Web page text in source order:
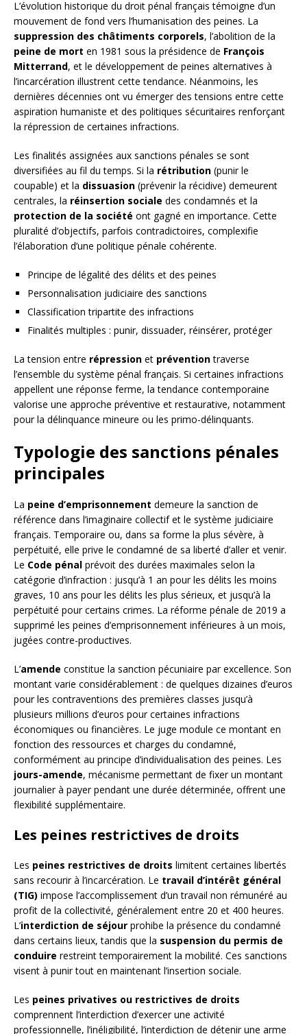
L’évolution historique du droit pénal français témoigne d’un
mouvement de fond vers l’humanisation des peines. La
suppression des châtiments corporels, l’abolition de la
peine de mort en 1981 sous la présidence de François
Mitterrand, et le développement de peines alternatives à
l’incarcération illustrent cette tendance. Néanmoins, les
dernières décennies ont vu émerger des tensions entre cette
aspiration humaniste et des politiques sécuritaires renforçant
la répression de certaines infractions.
Les finalités assignées aux sanctions pénales se sont
diversifiées au fil du temps. Si la rétribution (punir le
coupable) et la dissuasion (prévenir la récidive) demeurent
centrales, la réinsertion sociale des condamnés et la
protection de la société ont gagné en importance. Cette
pluralité d’objectifs, parfois contradictoires, complexifie
l’élaboration d’une politique pénale cohérente.
Principe de légalité des délits et des peines
Personnalisation judiciaire des sanctions
Classification tripartite des infractions
Finalités multiples : punir, dissuader, réinsérer, protéger
La tension entre répression et préventiontraverse
l’ensemble du système pénal français. Si certaines infractions
appellent une réponse ferme, la tendance contemporaine
valorise une approche préventive et restaurative, notamment
pour la délinquance mineure ou les primo-délinquants.
Typologie des sanctions pénales
principales
La peine d’emprisonnement demeure la sanction de
référence dans l’imaginaire collectif et le système judiciaire
français. Temporaire ou, dans sa forme la plus sévère, à
perpétuité, elle prive le condamné de sa liberté d’aller et venir.
Le Code pénal prévoit des durées maximales selon la
catégorie d’infraction : jusqu’à 1 an pour les délits les moins
graves, 10 ans pour les délits les plus sérieux, et jusqu’à la
perpétuité pour certains crimes. La réforme pénale de 2019 a
supprimé les peines d’emprisonnement inférieures à un mois,
jugées contre-productives.
L’amende constitue la sanction pécuniaire par excellence. Son
montant varie considérablement : de quelques dizaines d’euros
pour les contraventions des premières classes jusqu’à
plusieurs millions d’euros pour certaines infractions
économiques ou financières. Le juge module ce montant en
fonction des ressources et charges du condamné,
conformément au principe d’individualisation des peines. Les
jours-amende, mécanisme permettant de fixer un montant
journalier à payer pendant une durée déterminée, offrent une
flexibilité supplémentaire.
Les peines restrictives de droits
Les peines restrictives de droits limitent certaines libertés
sans recourir à l’incarcération. Le travail d’intérêt général
(TIG) impose l’accomplissement d’un travail non rémunéré au
profit de la collectivité, généralement entre 20 et 400 heures.
L’interdiction de séjour prohibe la présence du condamné
dans certains lieux, tandis que la suspension du permis de
conduire restreint temporairement la mobilité. Ces sanctions
visent à punir tout en maintenant l’insertion sociale.
Les peines privatives ou restrictives de droits
comprennent l’interdiction d’exercer une activité
professionnelle, l’inéligibilité, l’interdiction de détenir une arme